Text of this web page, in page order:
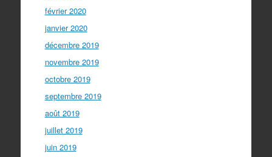
février 2020
janvier 2020
décembre 2019
novembre 2019
octobre 2019
septembre 2019
août 2019
juillet 2019
juin 2019